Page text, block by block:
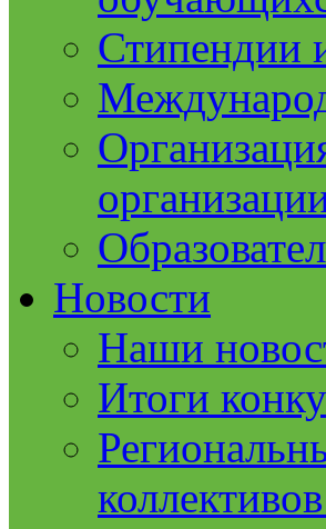
Стипендии
Новости
Наши
Итоги